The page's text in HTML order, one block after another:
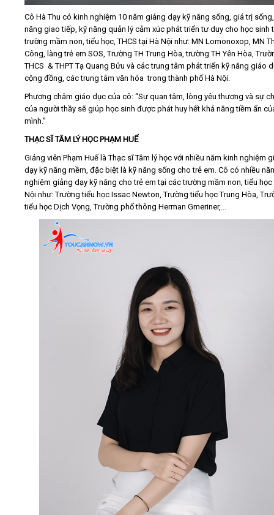
Cô Hà Thu có kinh nghiệm 10 năm giảng dạy kỹ năng sống, giá trị
năng giao tiếp, kỹ năng quản lý cảm xúc phát triển tư duy cho học sinh
trường mầm non, tiểu học, THCS tại Hà Nội như: MN Lomonoxop, MN
Công, làng trẻ em SOS, Trường TH Trung Hòa, trường TH Yên Hòa,
THCS & THPT Tạ Quang Bửu và các trung tâm phát triển kỹ năng giáo
cộng đồng, các trung tâm văn hóa trong thành phố Hà Nội.
Phương châm giáo dục của cô: “Sự quan tâm, lòng yêu thương và sự
của người thầy sẽ giúp học sinh được phát huy hết khả năng tiềm ẩn
mình.”
THẠC SĨ TÂM LÝ HỌC PHẠM HUẾ
Giảng viên Phạm Huế là Thạc sĩ Tâm lý học với nhiều năm kinh nghiệm
dạy kỹ năng mềm, đặc biệt là kỹ năng sống cho trẻ em. Cô có nhiều
nghiệm giảng dạy kỹ năng cho trẻ em tại các trường mầm non, tiểu học
Nội như: Trường tiểu học Issac Newton, Trường tiểu học Trung Hòa,
tiểu học Dịch Vọng, Trường phổ thông Herman Gmeriner,...